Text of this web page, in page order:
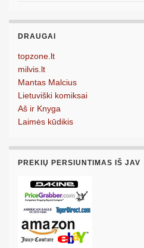
DRAUGAI
topzone.lt
milvis.lt
Mantas Malcius
Lietuviški komiksai
Aš ir Knyga
Laimės kūdikis
PREKIŲ PERSIUNTIMAS IŠ JAV